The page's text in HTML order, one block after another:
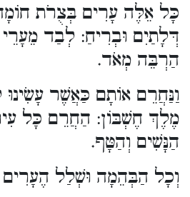
כָּל אֵלֶּה עָרִים בְּצֻרֹת
דְּלָתַיִם וּבְרִיחַ: לְבַד מֵעָרֵי
הַרְבֵּה מְאֹד.
וַנַּחֲרֵם אוֹתָם כַּאֲשֶׁר עָשִׂינוּ
מֶלֶךְ חֶשְׁבּוֹן: הַחֲרֵם כָּל
הַנָּשִׁים וְהַטָּף.
וְכָל הַבְּהֵמָה וּשְׁלַל הֶעָרִים